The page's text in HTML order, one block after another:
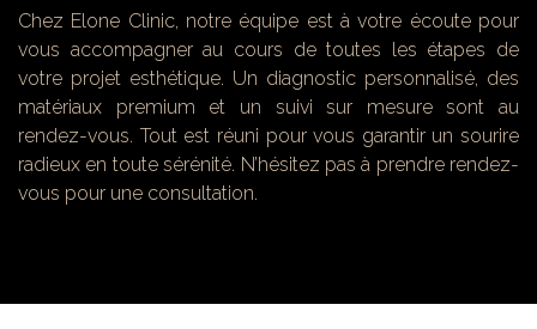
Chez Elone Clinic, notre équipe est à votre écoute pour
vous accompagner au cours de toutes les étapes de
votre projet esthétique. Un diagnostic personnalisé, des
matériaux premium et un suivi sur mesure sont au
rendez-vous. Tout est réuni pour vous garantir un sourire
radieux en toute sérénité. N’hésitez pas à prendre rendez-
vous pour une consultation.